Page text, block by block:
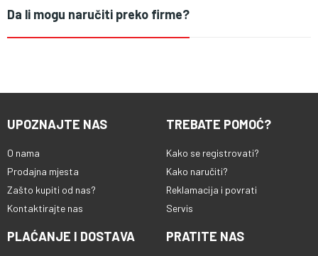
Da li mogu naručiti preko firme?
UPOZNAJTE NAS
O nama
Prodajna mjesta
Zašto kupiti od nas?
Kontaktirajte nas
TREBATE POMOĆ?
Kako se registrovati?
Kako naručiti?
Reklamacija i povrati
Servis
PLAĆANJE I DOSTAVA PRATITE NAS